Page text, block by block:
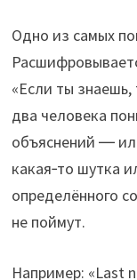
Одно из самых
«Если ты знаешь,
два человека
объяснений ―
какая‑то шутка
определённого
не поймут.
Например: «Last